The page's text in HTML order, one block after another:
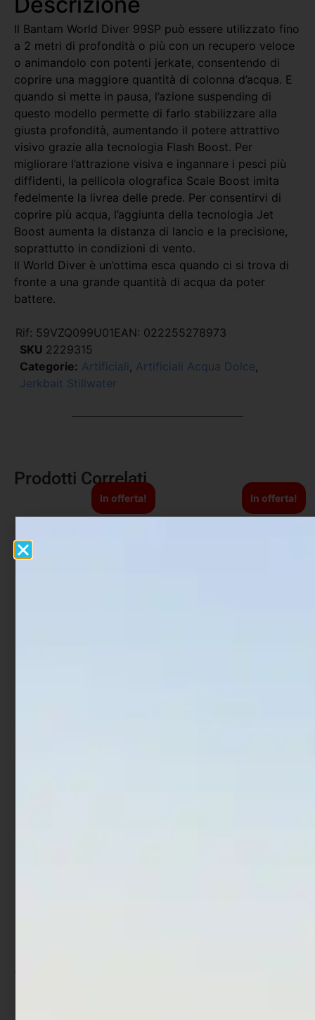
Il Bantam World Diver 99SP può essere utilizzato fino
a 2 metri di profondità o più con un recupero veloce
o animandolo con potenti jerkate, consentendo di
coprire una maggiore quantità di colonna d’acqua. E
quando si mette in pausa, l’azione suspending di
questo modello permette di farlo stabilizzare alla
giusta profondità, aumentando il potere attrattivo
visivo grazie alla tecnologia Flash Boost. Per
migliorare l’attrazione visiva e ingannare i pesci più
diffidenti, la pellicola olografica Scale Boost imita
fedelmente la livrea delle prede. Per consentirvi di
coprire più acqua, l’aggiunta della tecnologia Jet
Boost aumenta la distanza di lancio e la precisione,
soprattutto in condizioni di vento.
Il World Diver è un’ottima esca quando ci si trova di
fronte a una grande quantità di acqua da poter
battere.
Rif: 59VZQ099U01EAN: 022255278973
SKU 2229315
Categorie: Artificiali , Artificiali Acqua Dolce,
Jerkbait Stillwater
Prodotti Correlati
In offerta! In offerta!
Artificiale Pencil Bait Jack